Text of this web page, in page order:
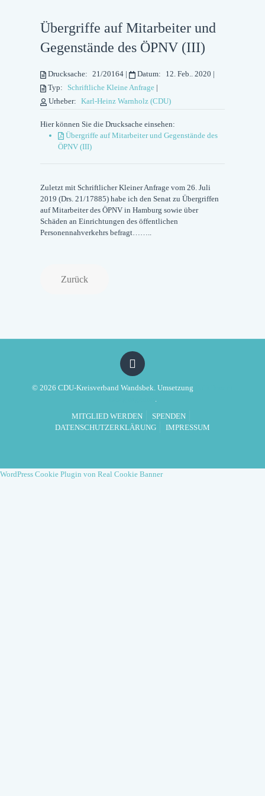
Übergriffe auf Mitarbeiter und
Gegenstände des ÖPNV (III)
Drucksache: 21/20164 | Datum: 12. Feb.. 2020 |
Typ:
Schriftliche Kleine Anfrage |
Urheber:
Karl-Heinz Warnholz (CDU)
Hier können Sie die Drucksache einsehen:
Übergriffe auf Mitarbeiter und Gegenstände des
ÖPNV (III)
Zuletzt mit Schriftlicher Kleiner Anfrage vom 26. Juli
2019 (Drs. 21/17885) habe ich den Senat zu Übergriffen
auf Mitarbeiter des ÖPNV in Hamburg sowie über
Schäden an Einrichtungen des öffentlichen
Personennahverkehrs befragt……..
Zurück
© 2026 CDU-Kreisverband Wandsbek. Umsetzung
MITGLIED WERDEN
SPENDEN
DATENSCHUTZERKLÄRUNG
IMPRESSUM
WordPress Cookie Plugin von Real Cookie Banner